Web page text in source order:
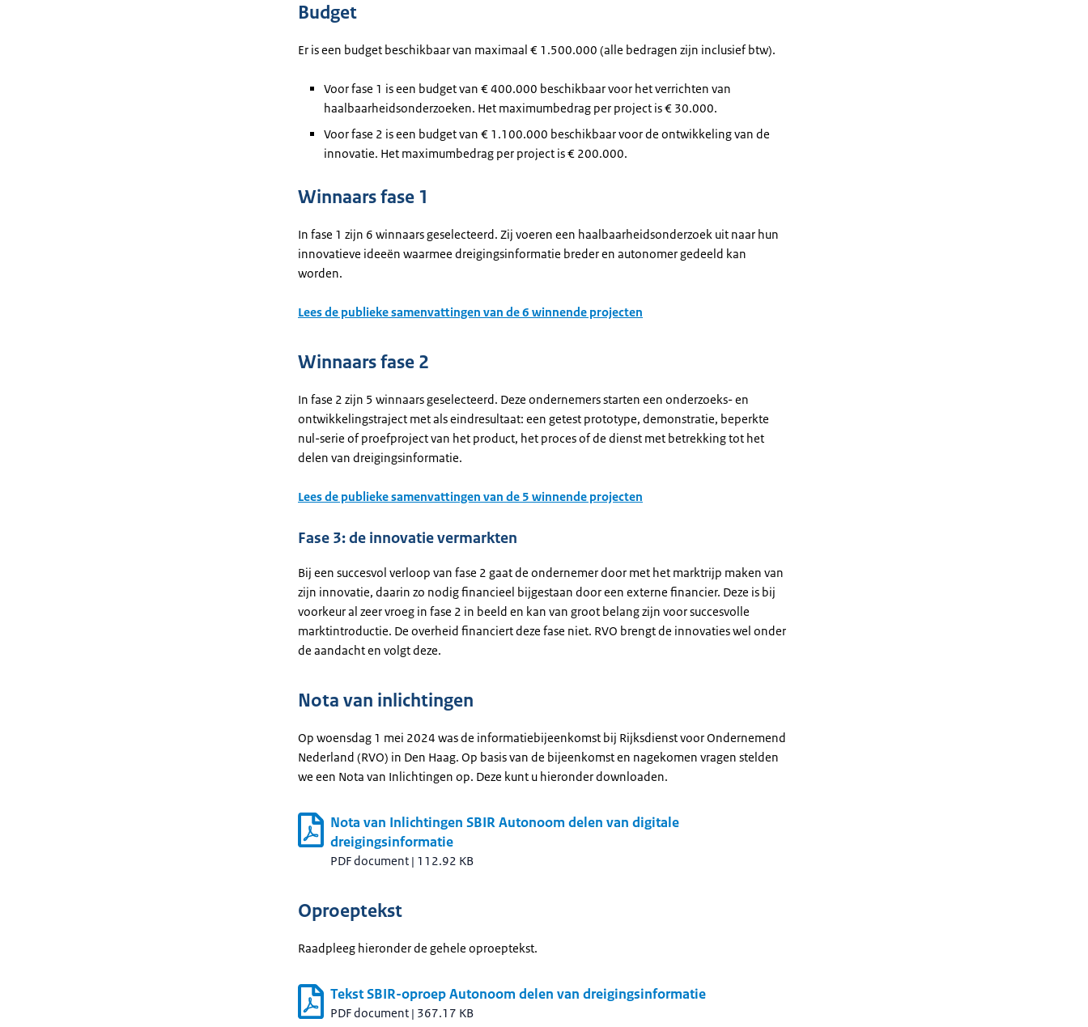
Budget
Er is een budget beschikbaar van maximaal € 1.500.000 (alle bedragen zijn inclusief btw).
Voor fase 1 is een budget van € 400.000 beschikbaar voor het verrichten van
haalbaarheidsonderzoeken. Het maximumbedrag per project is € 30.000.
Voor fase 2 is een budget van € 1.100.000 beschikbaar voor de ontwikkeling van de
innovatie. Het maximumbedrag per project is € 200.000.
Winnaars fase 1
In fase 1 zijn 6 winnaars geselecteerd. Zij voeren een haalbaarheidsonderzoek uit naar hun
innovatieve ideeën waarmee dreigingsinformatie breder en autonomer gedeeld kan
worden.
Lees de publieke samenvattingen van de 6 winnende projecten
Winnaars fase 2
In fase 2 zijn 5 winnaars geselecteerd. Deze ondernemers starten een onderzoeks- en
ontwikkelingstraject met als eindresultaat: een getest prototype, demonstratie, beperkte
nul-serie of proefproject van het product, het proces of de dienst met betrekking tot het
delen van dreigingsinformatie.
Lees de publieke samenvattingen van de 5 winnende projecten
Fase 3: de innovatie vermarkten
Bij een succesvol verloop van fase 2 gaat de ondernemer door met het marktrijp maken van
zijn innovatie, daarin zo nodig financieel bijgestaan door een externe financier. Deze is bij
voorkeur al zeer vroeg in fase 2 in beeld en kan van groot belang zijn voor succesvolle
marktintroductie. De overheid financiert deze fase niet. RVO brengt de innovaties wel onder
de aandacht en volgt deze.
Nota van inlichtingen
Op woensdag 1 mei 2024 was de informatiebijeenkomst bij Rijksdienst voor Ondernemend
Nederland (RVO) in Den Haag. Op basis van de bijeenkomst en nagekomen vragen stelden
we een Nota van Inlichtingen op. Deze kunt u hieronder downloaden.
Nota van Inlichtingen SBIR Autonoom delen van digitale
dreigingsinformatie
PDF document | 112.92 KB
Oproeptekst
Raadpleeg hieronder de gehele oproeptekst.
Tekst SBIR-oproep Autonoom delen van dreigingsinformatie
PDF document | 367.17 KB